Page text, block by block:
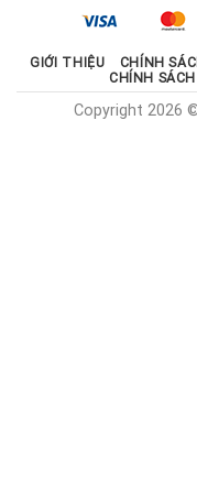
GIỚI THIỆU CHÍNH
CHÍNH
Copyright 2026